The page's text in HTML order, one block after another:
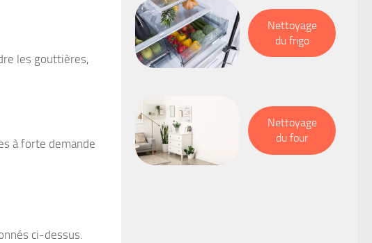
les gouttières,
à forte demande
ci-dessus.
Nettoyage
du frigo
Nettoyage
du four